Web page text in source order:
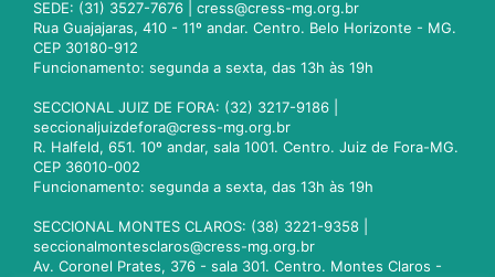
SEDE: (31) 3527-7676 | cress@cress-mg.org.br
Rua Guajajaras, 410 - 11º andar. Centro. Belo Horizonte - MG.
CEP 30180-912
Funcionamento: segunda a sexta, das 13h às 19h
SECCIONAL JUIZ DE FORA: (32) 3217-9186 |
seccionaljuizdefora@cress-mg.org.br
R. Halfeld, 651. 10º andar, sala 1001. Centro. Juiz de Fora-MG.
CEP 36010-002
Funcionamento: segunda a sexta, das 13h às 19h
SECCIONAL MONTES CLAROS: (38) 3221-9358 |
seccionalmontesclaros@cress-mg.org.br
Av. Coronel Prates, 376 - sala 301. Centro. Montes Claros -